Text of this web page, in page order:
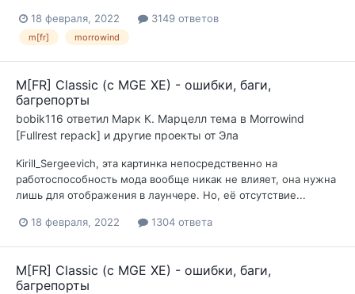
18 февраля, 2022 3149 ответов
m[fr] morrowind
M[FR] Classic (с MGE XE) - ошибки, баги,
багрепорты
bobik116 ответил Марк К. Марцелл тема в Morrowind
[Fullrest repack] и другие проекты от Эла
Kirill_Sergeevich, эта картинка непосредственно на
работоспособность мода вообще никак не влияет, она нужна
лишь для отображения в лаунчере. Но, её отсутствие...
18 февраля, 2022 1304 ответа
M[FR] Classic (с MGE XE) - ошибки, баги,
багрепорты